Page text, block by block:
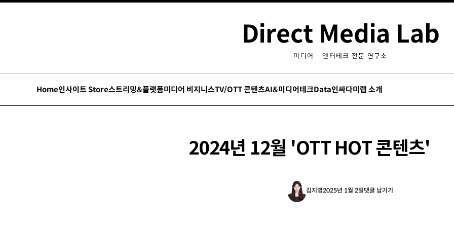
Direct Media Lab
미디어 · 엔터테크 전문 연구소
Home인사이트 Store스트리밍&플랫폼미디어 비지니스TV/OTT 콘텐츠AI&미디어테크Data인싸다미랩 소개
2024년 12월 'OTT HOT 콘텐츠'
김지영2025년 1월 2일댓글 남기기